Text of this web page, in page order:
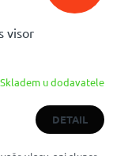
visor
Skladem u dodavatele
DETAIL